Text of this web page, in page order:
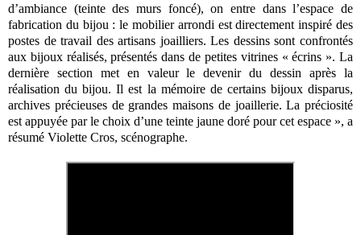
d’ambiance (teinte des murs foncé), on entre dans l’espace de
fabrication du bijou : le mobilier arrondi est directement inspiré des
postes de travail des artisans joailliers. Les dessins sont confrontés
aux bijoux réalisés, présentés dans de petites vitrines « écrins ». La
dernière section met en valeur le devenir du dessin après la
réalisation du bijou. Il est la mémoire de certains bijoux disparus,
archives précieuses de grandes maisons de joaillerie. La préciosité
est appuyée par le choix d’une teinte jaune doré pour cet espace », a
résumé Violette Cros, scénographe.